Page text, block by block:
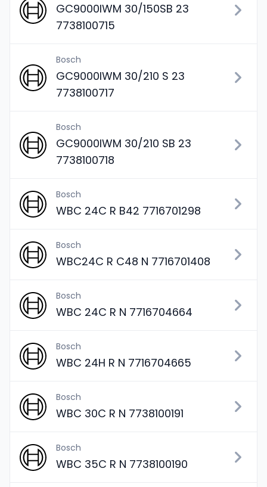
GC9000IWM 30/150SB 23
7738100715
Bosch
GC9000IWM 30/210 S 23
7738100717
Bosch
GC9000IWM 30/210 SB 23
7738100718
Bosch
WBC 24C R B42 7716701298
Bosch
WBC24C R C48 N 7716701408
Bosch
WBC 24C R N 7716704664
Bosch
WBC 24H R N 7716704665
Bosch
WBC 30C R N 7738100191
Bosch
WBC 35C R N 7738100190